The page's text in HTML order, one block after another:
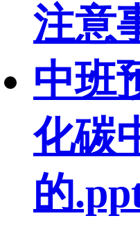
注意
中班
化碳
的